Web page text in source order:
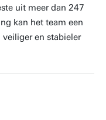
uit meer dan 247
kan het team een
en stabieler